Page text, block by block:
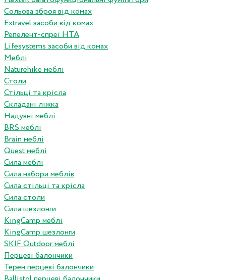
Сольова зброя від комах
Extravel засоби від комах
Репелент-спреї HTA
Lifesystems засоби від комах
Меблі
Naturehike меблі
Столи
Стільці та крісла
Складані ліжка
Надувні меблі
BRS меблі
Brain меблі
Quest меблі
Сила меблі
Сила набори меблів
Сила стільці та крісла
Сила столи
Сила шезлонги
KingCamp меблі
KingCamp шезлонги
SKIF Outdoor меблі
Перцеві балончики
Терен перцеві балончики